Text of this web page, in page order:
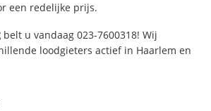
een redelijke prijs.
belt u vandaag 023-7600318! Wij
loodgieters actief in Haarlem en